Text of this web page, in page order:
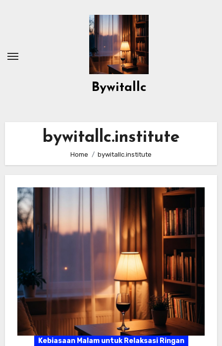
Bywitallc
bywitallc.institute
Home bywitallc.institute
Kebiasaan Malam untuk Relaksasi Ringan